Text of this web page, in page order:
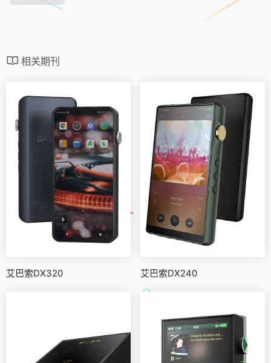
相关期刊
艾巴索DX320 艾巴索DX240